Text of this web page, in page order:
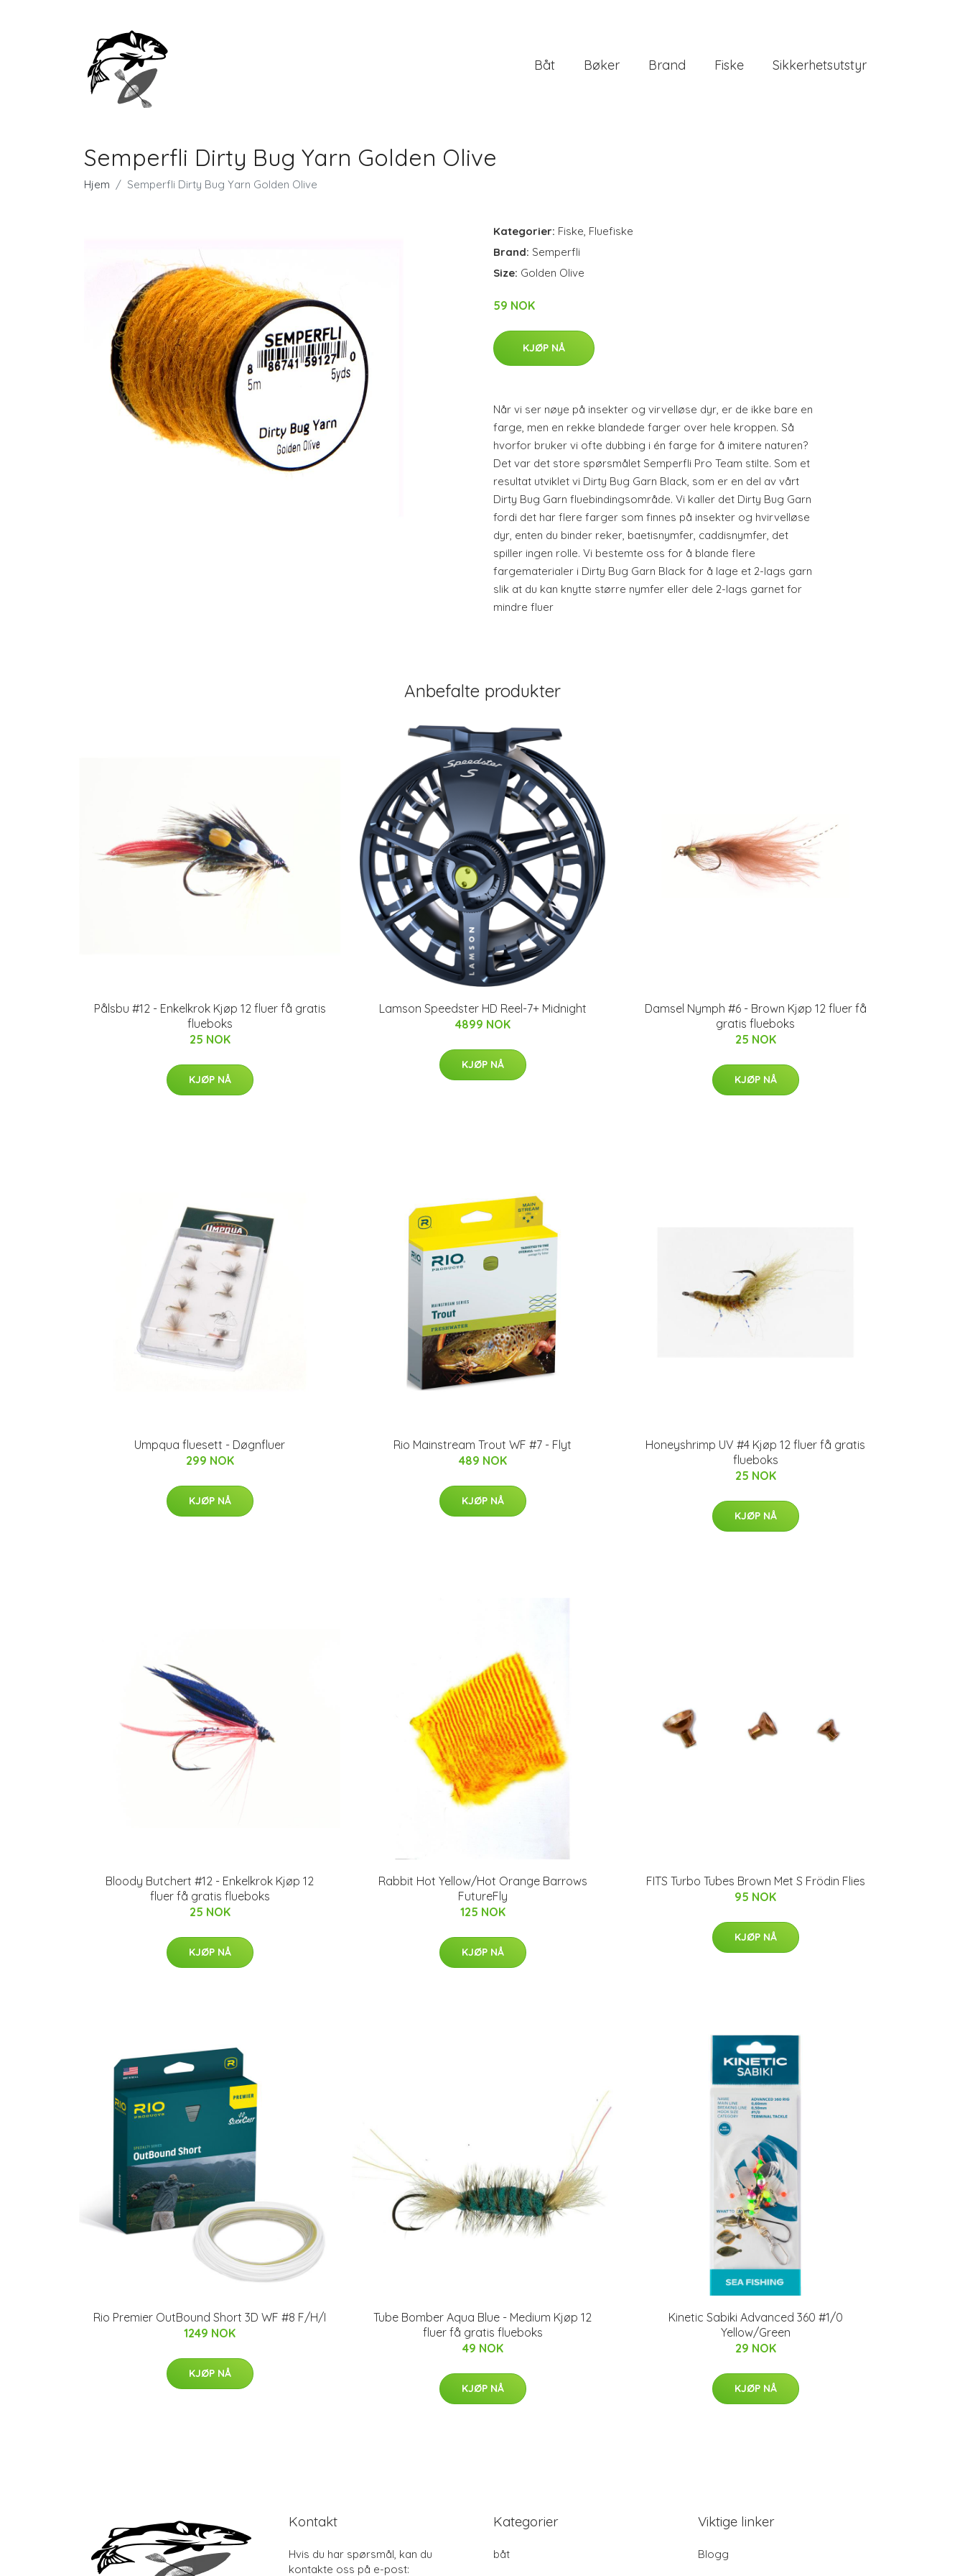
Båt Bøker Brand Fiske Sikkerhetsutstyr
Semperfli Dirty Bug Yarn Golden Olive
Hjem Semperfli Dirty Bug Yarn Golden Olive
Kategorier: Fiske, Fluefiske
Brand: Semperfli
Size: Golden Olive
59 NOK
KJØP NÅ
Når vi ser nøye på insekter og virvelløse dyr, er de ikke bare en
farge, men en rekke blandede farger over hele kroppen. Så
hvorfor bruker vi ofte dubbing i én farge for å imitere naturen?
Det var det store spørsmålet Semperfli Pro Team stilte. Som et
resultat utviklet vi Dirty Bug Garn Black, som er en del av vårt
Dirty Bug Garn fluebindingsområde. Vi kaller det Dirty Bug Garn
fordi det har flere farger som finnes på insekter og hvirvelløse
dyr, enten du binder reker, baetisnymfer, caddisnymfer, det
spiller ingen rolle. Vi bestemte oss for å blande flere
fargematerialer i Dirty Bug Garn Black for å lage et 2-lags garn
slik at du kan knytte større nymfer eller dele 2-lags garnet for
mindre fluer
Anbefalte produkter
Pålsbu #12 - Enkelkrok Kjøp 12 fluer få gratis
flueboks
25 NOK
KJØP NÅ
Lamson Speedster HD Reel-7+ Midnight
4899 NOK
KJØP NÅ
Damsel Nymph #6 - Brown Kjøp 12 fluer få
gratis flueboks
25 NOK
KJØP NÅ
Umpqua fluesett - Døgnfluer
299 NOK
KJØP NÅ
Rio Mainstream Trout WF #7 - Flyt
489 NOK
KJØP NÅ
Honeyshrimp UV #4 Kjøp 12 fluer få gratis
flueboks
25 NOK
KJØP NÅ
Bloody Butchert #12 - Enkelkrok Kjøp 12
fluer få gratis flueboks
25 NOK
KJØP NÅ
Rabbit Hot Yellow/Hot Orange Barrows
FutureFly
125 NOK
KJØP NÅ
FITS Turbo Tubes Brown Met S Frödin Flies
95 NOK
KJØP NÅ
Rio Premier OutBound Short 3D WF #8 F/H/I
1249 NOK
KJØP NÅ
Tube Bomber Aqua Blue - Medium Kjøp 12
fluer få gratis flueboks
49 NOK
KJØP NÅ
Kinetic Sabiki Advanced 360 #1/0
Yellow/Green
29 NOK
KJØP NÅ
Kontakt
Hvis du har spørsmål, kan du
kontakte oss på e-post:
Kategorier
båt
Viktige linker
Blogg